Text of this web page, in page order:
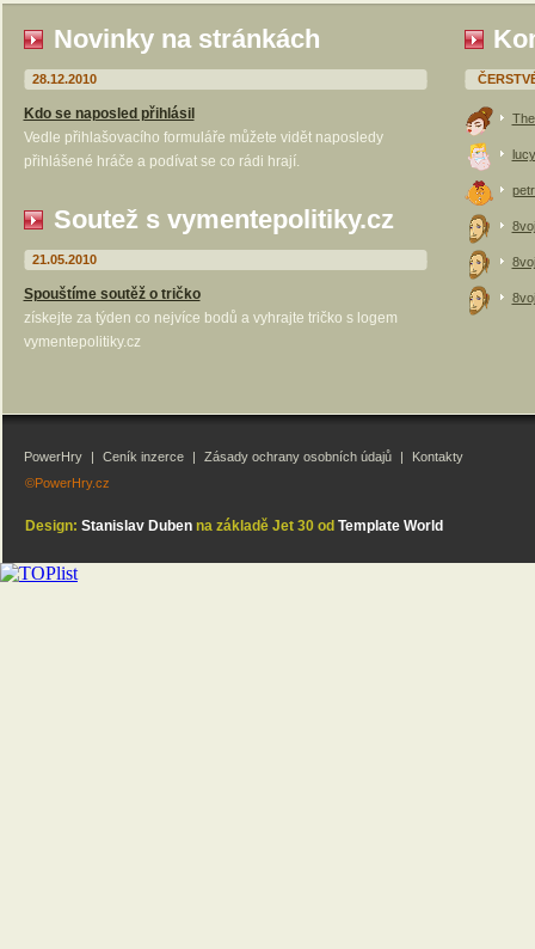
Novinky na stránkách
28.12.2010
Kdo se naposled přihlásil
Vedle přihlašovacího formuláře můžete vidět naposledy
přihlášené hráče a podívat se co rádi hrají.
Soutež s vymentepolitiky.cz
21.05.2010
Spouštíme soutěž o tričko
získejte za týden co nejvíce bodů a vyhrajte tričko s logem
vymentepolitiky.cz
PowerHry | Ceník inzerce | Zásady ochrany osobních údajů |
Kontakty
©PowerHry.cz
Design: Stanislav Dubenna základě Jet 30 od Template World